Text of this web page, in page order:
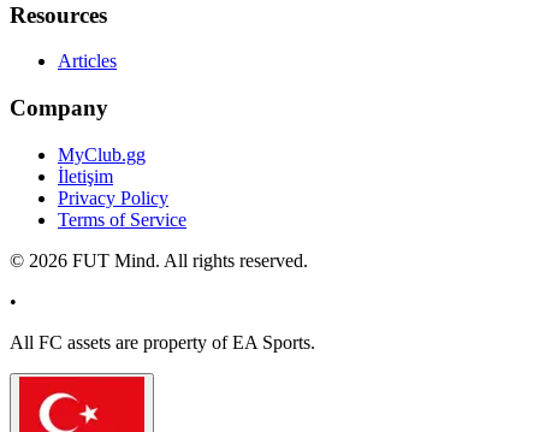
Resources
Articles
Company
MyClub.gg
İletişim
Privacy Policy
Terms of Service
© 2026 FUT Mind. All rights reserved.
•
All FC assets are property of EA Sports.